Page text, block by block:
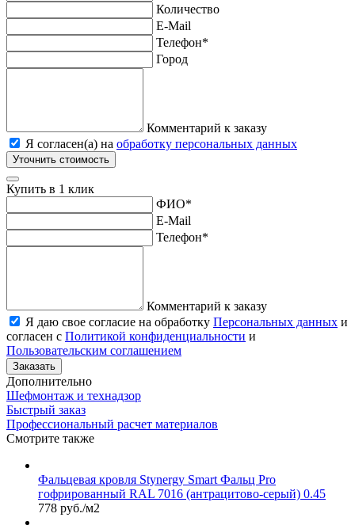
Количество
E-Mail
Телефон*
Город
Комментарий к заказу
Я согласен(а) на обработку персональных данных
Уточнить стоимость
Купить в 1 клик
ФИО*
E-Mail
Телефон*
Комментарий к заказу
Я даю свое согласие на обработку Персональных данных и
согласен с Политикой конфиденциальности и
Пользовательским соглашением
Заказать
Дополнительно
Шефмонтаж и технадзор
Быстрый заказ
Профессиональный расчет материалов
Смотрите также
Фальцевая кровля Stynergy Smart Фальц Pro
гофрированный RAL 7016 (антрацитово-серый) 0.45
778 руб./м2